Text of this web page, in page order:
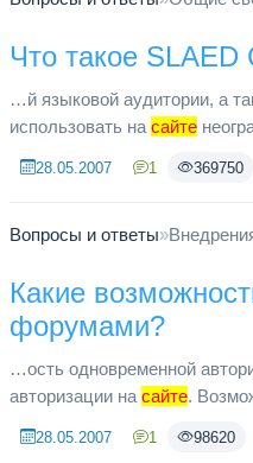
Что такое SLAED
…й языковой аудитории, а
использовать на сайте
HTML, сможете существенн...
28.05.2007 1 369750
Вопросы и ответы»
Какие
форумами?
…ость одновременной
авторизации на сайте.
пользователей как с сай...
28.05.2007 1 98620